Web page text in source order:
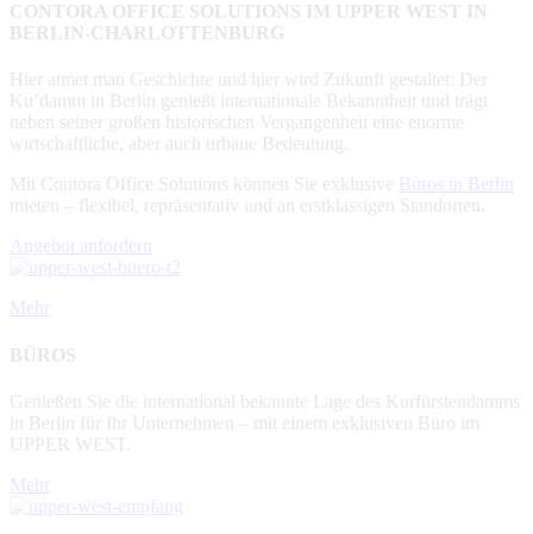
CONTORA OFFICE SOLUTIONS IM UPPER WEST IN
BERLIN-CHARLOTTENBURG
Hier atmet man Geschichte und hier wird Zukunft gestaltet: Der
Ku’damm in Berlin genießt internationale Bekanntheit und trägt
neben seiner großen historischen Vergangenheit eine enorme
wirtschaftliche, aber auch urbane Bedeutung.
Mit Contora Office Solutions können Sie exklusive Büros in Berlin
mieten – flexibel, repräsentativ und an erstklassigen Standorten.
Angebot anfordern
Mehr
BÜROS
Genießen Sie die international bekannte Lage des Kurfürstendamms
in Berlin für Ihr Unternehmen – mit einem exklusiven Büro im
UPPER WEST.
Mehr